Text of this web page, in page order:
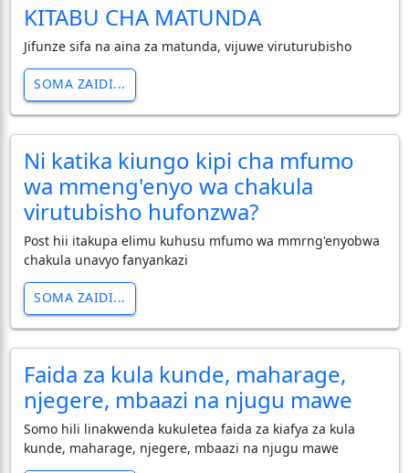
KITABU CHA MATUNDA
Jifunze sifa na aina za matunda, vijuwe viruturubisho
SOMA ZAIDI...
Ni katika kiungo kipi cha mfumo
wa mmeng'enyo wa chakula
virutubisho hufonzwa?
Post hii itakupa elimu kuhusu mfumo wa mmrng'enyobwa
chakula unavyo fanyankazi
SOMA ZAIDI...
Faida za kula kunde, maharage,
njegere, mbaazi na njugu mawe
Somo hili linakwenda kukuletea faida za kiafya za kula
kunde, maharage, njegere, mbaazi na njugu mawe